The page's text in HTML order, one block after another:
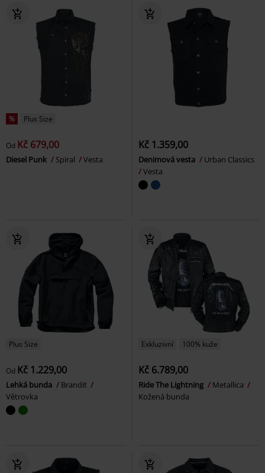
% Plus Size
Od Kč 679,00
Diesel Punk Spiral Vesta
Kč 1.359,00
Denimová vesta
Urban Classics
Vesta
Plus Size
Od Kč 1.229,00
Lehká bunda
Brandit
Větrovka
Exkluzivní 100% kuže
Kč 6.789,00
Ride The Lightning
Metallica
Kožená bunda